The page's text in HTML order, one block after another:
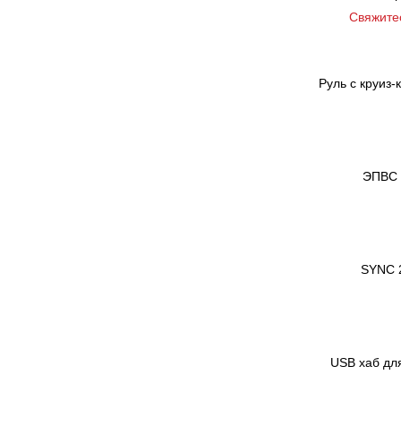
Руль с
ЭПВС
SYNC
USB хаб